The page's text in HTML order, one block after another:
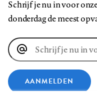
Schrijf je nu in voor
donderdag de meest
E-
mailadres
AANMELDEN